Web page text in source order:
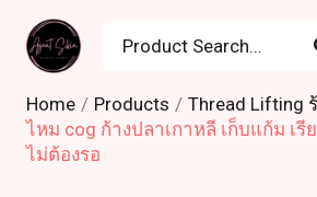
content
for:
Home Products
Thread Lifting
ไหม cog ก้างปลาเกาหลี เก็บแก้ม เรี
ไม่ต้องรอ